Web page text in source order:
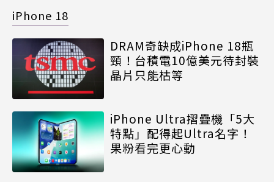
iPhone 18
DRAM奇缺成iPhone 18瓶
頸！台積電10億美元待封裝
晶片只能枯等
iPhone Ultra摺疊機「5大
特點」配得起Ultra名字！
果粉看完更心動